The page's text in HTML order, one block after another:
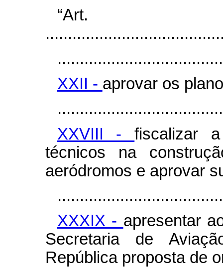
XXII - aprovar os
XXVIII -fiscalizar
técnicos na
aeródromos e aprovar
XXXIX - apresentar
Secretaria de
República proposta de